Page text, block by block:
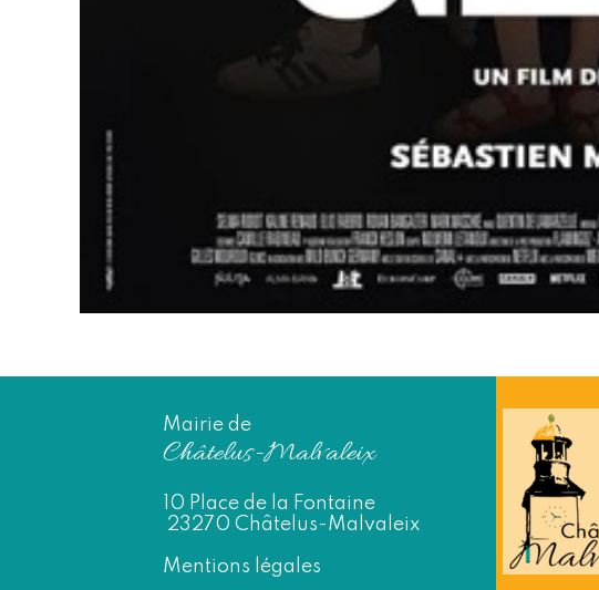
Mairie de
Châtelus-Malvaleix
10 Place de la Fontaine
23270 Châtelus-Malvaleix
Mentions légales